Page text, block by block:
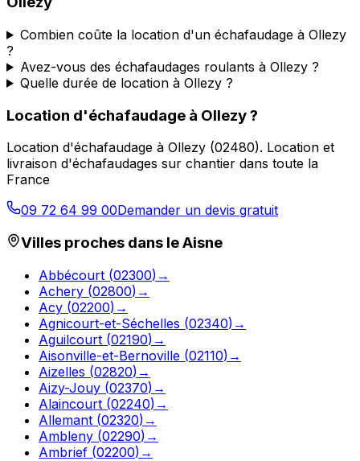
Combien coûte la location d'un échafaudage à Ollezy
?
Avez-vous des échafaudages roulants à Ollezy ?
Quelle durée de location à Ollezy ?
Location d'échafaudage à Ollezy?
Location d'échafaudage à Ollezy (02480). Location et
livraison d'échafaudages sur chantier dans toute la
France
09 72 64 99 00Demander un devis gratuit
Villes proches dans leAisne
Abbécourt (02300) →
Achery (02800) →
Acy (02200) →
Agnicourt-et-Séchelles (02340) →
Aguilcourt (02190) →
Aisonville-et-Bernoville (02110) →
Aizelles (02820) →
Aizy-Jouy (02370) →
Alaincourt (02240) →
Allemant (02320) →
Ambleny (02290) →
Ambrief (02200) →